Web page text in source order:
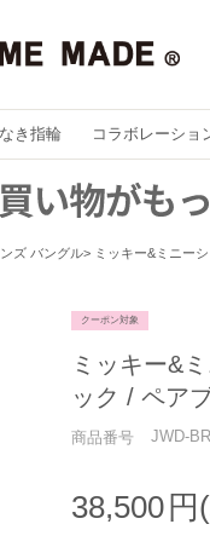
き指輪 コラボレーショ
ンズ バングル ミッキー&ミニー
クーポン対象
ミッキー&
ック / ペア
商品番号 JWD-
38,500